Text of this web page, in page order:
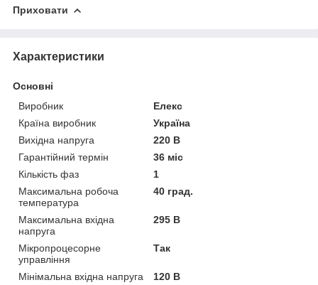
Приховати
Характеристики
Основні
Виробник
Елекс
Країна виробник
Україна
Вихідна напруга
220 В
Гарантійний термін
36 міс
Кількість фаз
1
Максимальна робоча
температура
40 град.
Максимальна вхідна
напруга
295 В
Мікропроцесорне
управління
Так
Мінімальна вхідна напруга
120 В